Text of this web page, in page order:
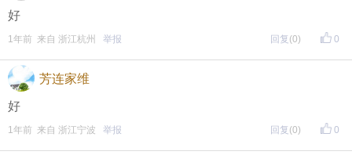
好
0
1年前 来自 浙江杭州 举报 回复 (0)
芳连家维
好
0
1年前 来自 浙江宁波 举报 回复 (0)